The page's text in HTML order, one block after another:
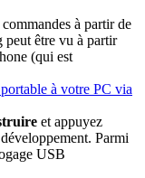
à partir de
être vu à partir
(qui est
et appuyez
Parmi
USB